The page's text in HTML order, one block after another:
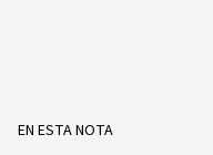
EN ESTA NOTA